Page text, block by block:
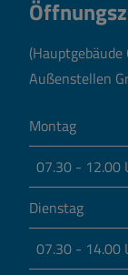
Außenstellen
Montag
07.30 - 12.00
Dienstag
07.30 - 14.00